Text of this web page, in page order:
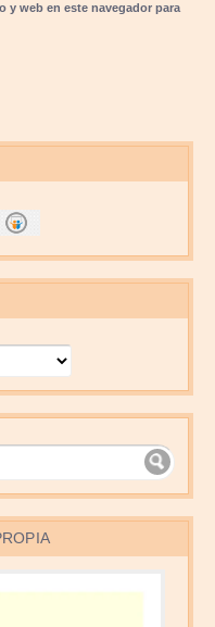
y web en este navegador para